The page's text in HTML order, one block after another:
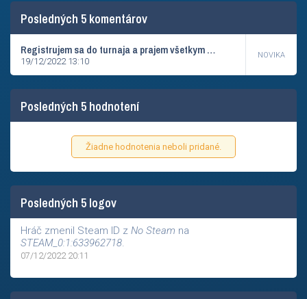
Posledných 5 komentárov
Registrujem sa do turnaja a prajem všetkym gl :) status: neregistrovaný - chýba vytvorený tím pre 1v1 o Skiny
19/12/2022 13:10
NOVIKA
Posledných 5 hodnotení
Žiadne hodnotenia neboli pridané.
Posledných 5 logov
Hráč zmenil Steam ID z No Steam na
STEAM_0:1:633962718.
07/12/2022 20:11